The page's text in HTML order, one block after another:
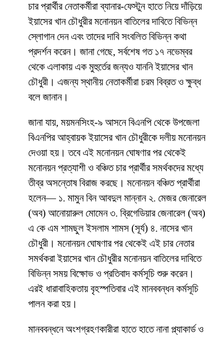
চার প্রার্থীর নেতাকর্মীরা ব্যানার-ফেস্টুন হাতে নিয়ে দাঁড়িয়ে
ইয়াসের খান চৌধুরীর মনোনয়ন বাতিলের দাবিতে বিভিন্ন
স্লোগান দেন এবং তাদের দাবি সংবলিত বিভিন্ন কথা
প্রদর্শন করেন। জানা গেছে, সর্বশেষ গত ১৭ নভেম্বর
থেকে এলাকায় এক মুহুর্তের জন্যও যাননি ইয়াসের খান
চৌধুরী। এজন্য স্থানীয় নেতাকর্মীরা চরম বিব্রত ও ক্ষুব্ধ
বলে জানান।
জানা যায়, ময়মনসিংহ-৯ আসনে বিএনপি থেকে উপজেলা
বিএনপির আহ্বায়ক ইয়াসের খান চৌধুরীকে দলীয় মনোনয়ন
দেওয়া হয়। তবে এই মনোনয়ন ঘোষণার পর থেকেই
মনোনয়ন প্রত্যাশী ও বঞ্চিত চার প্রার্থীর সমর্থকদের মধ্যে
তীব্র অসন্তোষ বিরাজ করছে। মনোনয়ন বঞ্চিত প্রার্থীরা
হলেন— ১. মামুন বিন আবদুল মান্নান ২. মেজর জেনারেল
(অব) আনোয়ারুল মোমেন ৩. ব্রিগেডিয়ার জেনারেল (অব)
এ কে এম শামছুল ইসলাম শামস (সূর্য) ৪. নাসের খান
চৌধুরী। মনোনয়ন ঘোষণার পর থেকেই এই চার নেতার
সমর্থকরা ইয়াসের খান চৌধুরীর মনোনয়ন বাতিলের দাবিতে
বিভিন্ন সময় বিক্ষোভ ও প্রতিবাদ কর্মসূচি শুরু করেন।
এরই ধারাবাহিকতায় বৃহস্পতিবার এই মানববন্ধন কর্মসূচি
পালন করা হয়।
মানববন্ধনে অংশগ্রহণকারীরা হাতে হাতে নানা প্ল্যাকার্ড ও